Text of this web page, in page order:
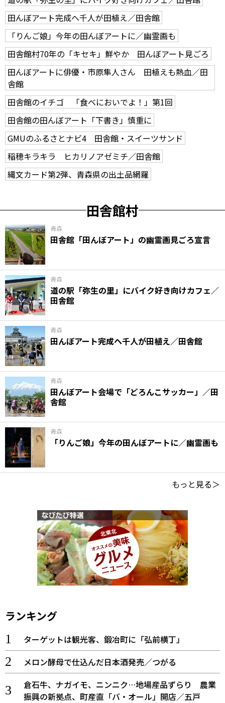
田んぼアート完成ヘ千人が田植え／田舎館
「りんご娘」今年の田んぼアートに／幽霊画も
田舎館村70年の「キセキ」鮮やか 田んぼアート見ごろ
田んぼアートに俳優・市原隼人さん 田植えも熱血／田
舎館
田舎館のイチゴ 「食べにおいでよ！」第1回
田舎館の田んぼアート「下書き」慎重に
GMUのふるさとナビ4 田舎館・スイーツサンド
稲穂キラキラ ヒカリノアゼミチ／田舎館
縄文カード第2弾、青森県の出土品網羅
田舎館村
青森
田舎館「田んぼアート」の幽霊画見ごろ宣言
青森
道の駅「弥生の里」にバイク好き向けカフェ／
田舎館
青森
田んぼアート完成ヘ千人が田植え／田舎館
青森
田んぼアート会場で「どろんこサッカー」／田
舎館
青森
「りんご娘」今年の田んぼアートに／幽霊画も
もっと見る＞
ランキング
ターゲットは観光客、鍛冶町に「弘前横丁」
メロン酵母で仕込んだ日本酒発売／つがる
倉石牛、ナガイモ、ニンニク…地場産品ずらり 農業
振興の新拠点、町産直「バ・オール」開店／五戸